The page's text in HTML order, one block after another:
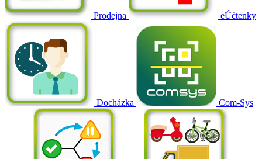
Prodejna eÚčtenky
Docházka Com-Sys